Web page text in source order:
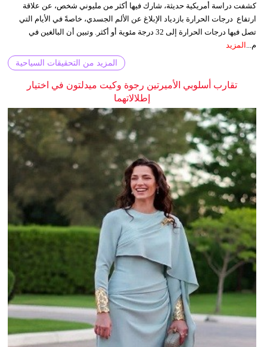
كشفت دراسة أمريكية حديثة، شارك فيها أكثر من مليوني شخص، عن علاقة
ارتفاع درجات الحرارة بازدياد الإبلاغ عن الألم الجسدي، خاصةً في الأيام التي
تصل فيها درجات الحرارة إلى 32 درجة مئوية أو أكثر. وتبين أن البالغين في
م...
المزيد
المزيد من التحقيقات السياحية
تقارب أسلوبي الأميرتين رجوة وكيت ميدلتون في اختيار
إطلالاتهما